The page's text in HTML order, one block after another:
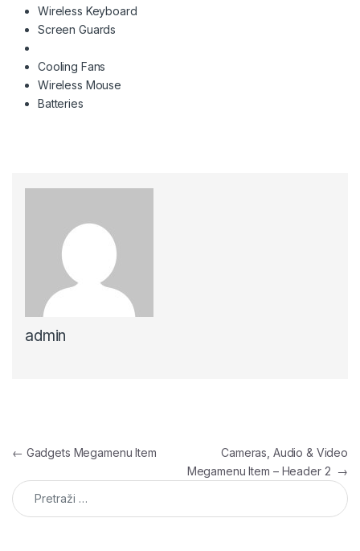
Wireless Keyboard
Screen Guards
Cooling Fans
Wireless Mouse
Batteries
admin
Navigacija članaka
← Gadgets Megamenu Item
Cameras, Audio & Video
Megamenu Item – Header 2 →
Pretraga: